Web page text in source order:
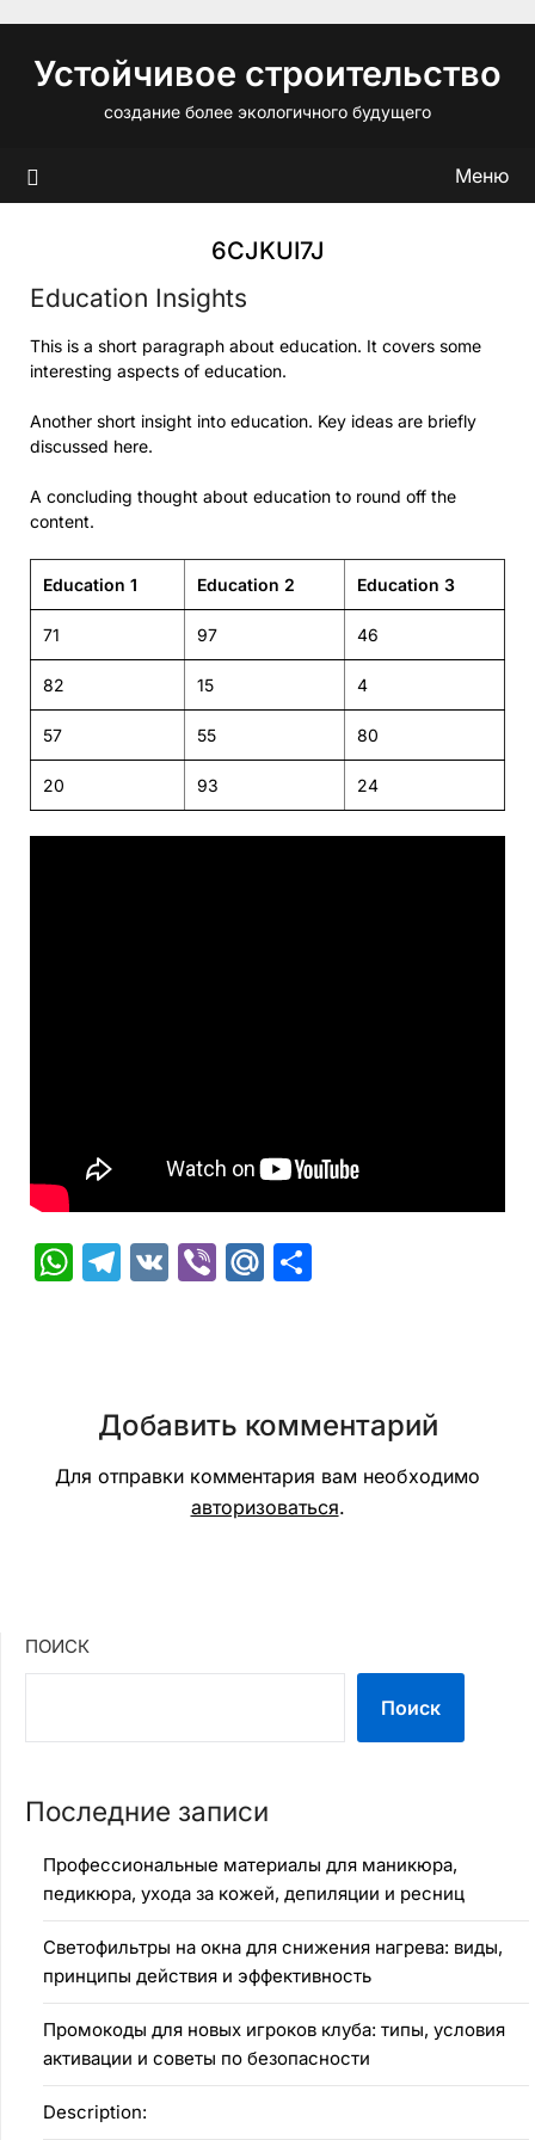
содержимому
Устойчивое строительство
создание более экологичного будущего
Меню
6CJKUI7J
Education Insights
This is a short paragraph about education. It covers some
interesting aspects of education.
Another short insight into education. Key ideas are briefly
discussed here.
A concluding thought about education to round off the
content.
Education 1 Education 2 Education 3
71 97 46
82 15 4
57 55 80
20 93 24
WhatsApp
Telegram
VK ViberMail.Ru
Добавить комментарий
Для отправки комментария вам необходимо
авторизоваться.
ПОИСК
Поиск
Последние записи
Профессиональные материалы для маникюра,
педикюра, ухода за кожей, депиляции и ресниц
Светофильтры на окна для снижения нагрева: виды,
принципы действия и эффективность
Промокоды для новых игроков клуба: типы, условия
активации и советы по безопасности
Description: